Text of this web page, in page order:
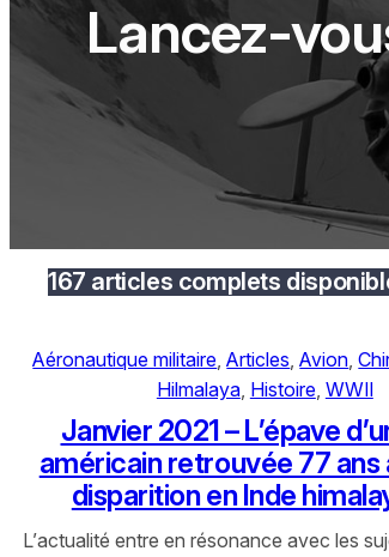
Lancez-
167 articles complets
Aéronautique militaire, Articles, Avion,
Hilmalaya, Histoire, WWII
Janvier 2021 – L’épave
américain retrouvée 77 ans
disparition en Inde
L’actualité entre en résonance avec les